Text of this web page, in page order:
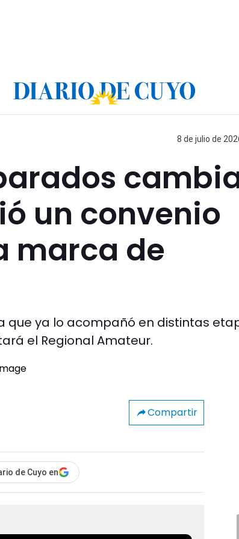
8 de julio de
un convenio
marca de
que ya lo acompañó en distintas
el Regional Amateur.
Compartir
de Cuyo en